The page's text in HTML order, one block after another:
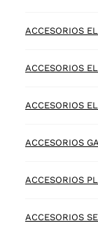
ACCESORIOS
ACCESORIOS
ACCESORIOS
ACCESORIOS
ACCESORIOS
ACCESORIOS